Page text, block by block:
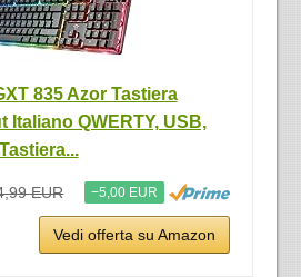
835 Azor Tastiera
Italiano QWERTY, USB,
EUR −5,00 EUR
Vedi offerta su Amazon